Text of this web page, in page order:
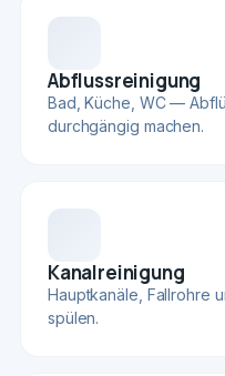
Abflussreinigung
Bad, Küche, WC —
durchgängig machen.
Kanalreinigung
Hauptkanäle, Fallrohre
spülen.